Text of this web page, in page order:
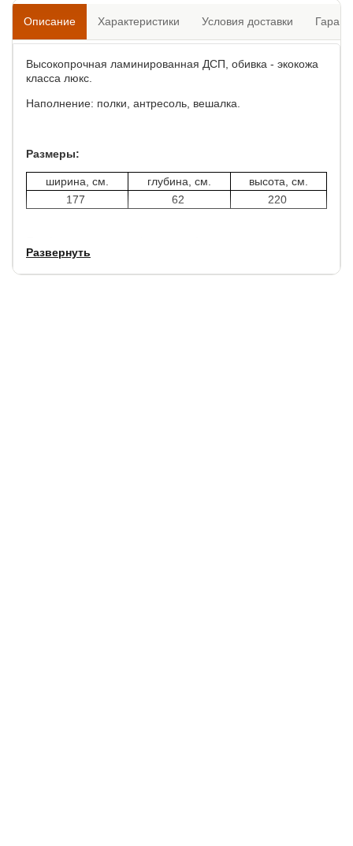
Описание Характеристики Условия доставки
Высокопрочная ламинированная ДСП, обивка - экокожа
класса люкс.
Наполнение: полки, антресоль, вешалка.
Размеры:
ширина, см. глубина, см.
высота, см.
177
62 220
Развернуть